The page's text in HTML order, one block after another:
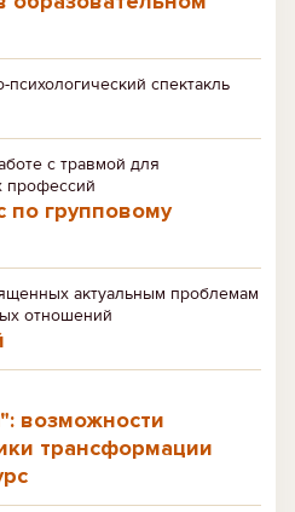
спектакль
с травмой для
профессий
по групповому
актуальным проблемам
отношений
возможности
трансформации